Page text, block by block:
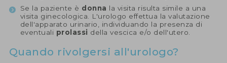
Se la paziente è donna la visita risulta simile a una
visita ginecologica. L'urologo effettua la valutazione
dell'apparato urinario, individuando la presenza di
eventuali prolassi della vescica e/o dell'utero.
Quando rivolgersi all'urologo?